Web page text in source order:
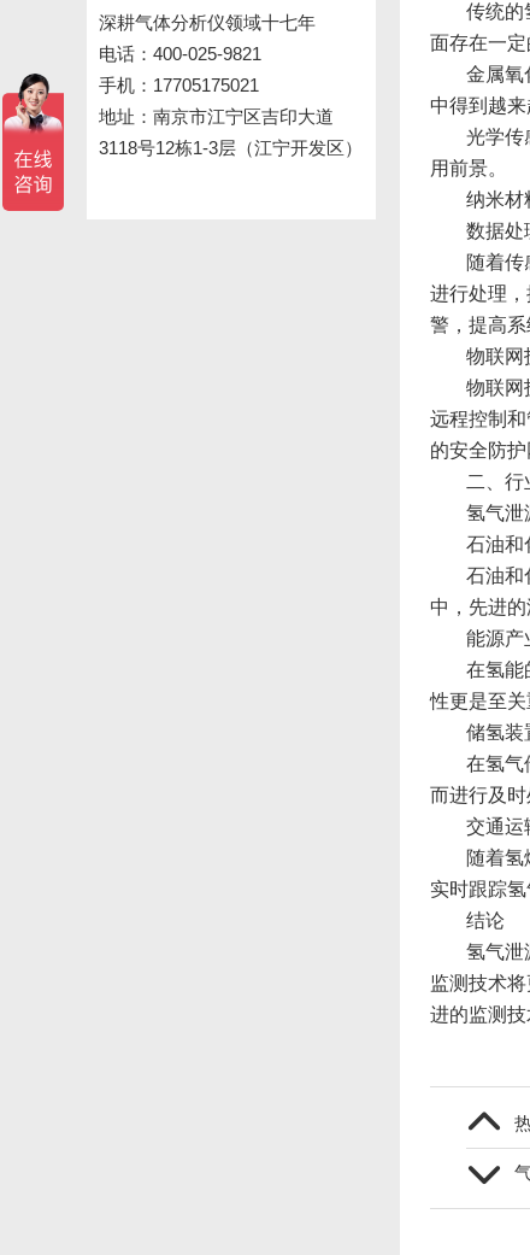
深耕气体分析仪领域十七年
电话：400-025-9821
手机：17705175021
地址：南京市江宁区吉印大道
3118号12栋1-3层（江宁开发区）
传统的
面存在一
金属氧
中得到越来
光学传
用前景。
纳米材
数据处
随着
进行处理
警，提高系
物联网
物联网
远程控制
的安全防护
二、行
氢气泄
石油和
石油和
中，先进
能源产
在氢能
性更是至
储氢装
在氢气
而进行及时
交通运
随着
实时跟踪氢
结论
氢气泄
监测技术
进的监测技